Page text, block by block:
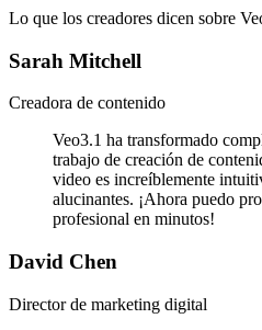
Lo que los creadores dicen sobre
Sarah Mitchell
Creadora de contenido
Veo3.1 ha transformado
trabajo de creación de
video es increíblemente
alucinantes. ¡Ahora puedo
profesional en minutos!
David Chen
Director de marketing digital